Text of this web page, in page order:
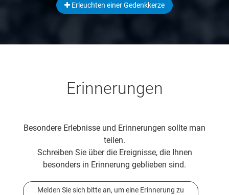
Erleuchten einer Gedenkkerze
Erinnerungen
Besondere Erlebnisse und Erinnerungen sollte man
teilen.
Schreiben Sie über die Ereignisse, die Ihnen
besonders in Erinnerung geblieben sind.
Melden Sie sich bitte an, um eine Erinnerung zu